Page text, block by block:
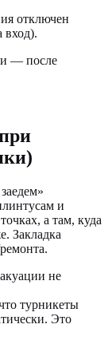
отключен
вход).
— после
и
а там, куда
Закладка
не
турникеты
Это